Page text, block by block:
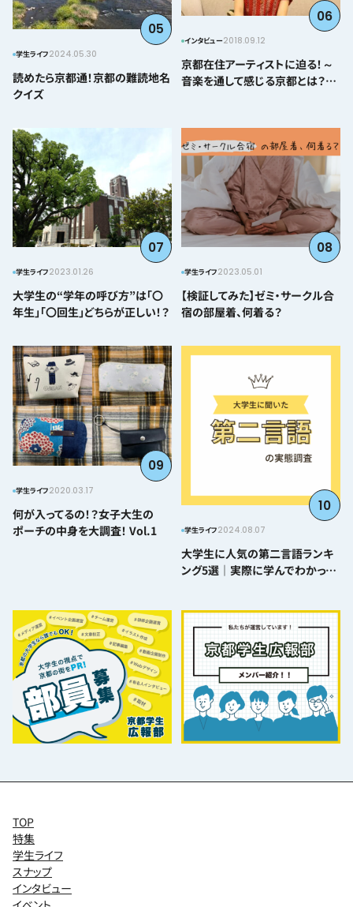
05
学生ライフ2024.05.30
読めたら京都通！京都の難読地名
クイズ
06
インタビュー2018.09.12
京都在住アーティストに迫る！～
音楽を通して感じる京都とは？＠
07
学生ライフ2023.01.26
大学生の“学年の呼び方”は「〇
年生」「〇回生」どちらが正しい！？
08
学生ライフ2023.05.01
【検証してみた】ゼミ・サークル合
宿の部屋着、何着る？
09
学生ライフ2020.03.17
何が入ってるの！？女子大生の
ポーチの中身を大調査！ Vol.1
10
学生ライフ2024.08.07
大学生に人気の第二言語ランキ
ング5選｜実際に学んでわかった
TOP
特集
学生ライフ
スナップ
インタビュー